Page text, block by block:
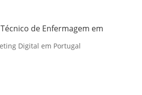
de Enfermagem em
Digital em Portugal